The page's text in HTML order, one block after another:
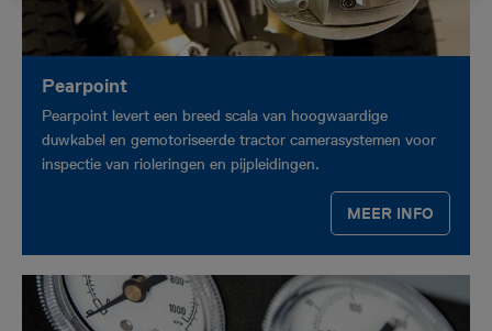
Pearpoint
Pearpoint levert een breed scala van hoogwaardige
duwkabel en gemotoriseerde tractor camerasystemen voor
inspectie van rioleringen en pijpleidingen.
MEER INFO